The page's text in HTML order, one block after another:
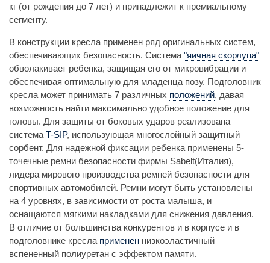
кг (от рождения до 7 лет) и принадлежит к премиальному
сегменту.
В конструкции кресла применен ряд оригинальных систем,
обеспечивающих безопасность. Система "яичная скорлупа"
обволакивает ребенка, защищая его от микровибрации и
обеспечивая оптимальную для младенца позу. Подголовник
кресла может принимать 7 различных положений, давая
возможность найти максимально удобное положение для
головы. Для защиты от боковых ударов реализована
система T-SIP, использующая многослойный защитный
сорбент. Для надежной фиксации ребенка применены 5-
точечные ремни безопасности фирмы Sabelt(Италия),
лидера мирового производства ремней безопасности для
спортивных автомобилей. Ремни могут быть установлены
на 4 уровнях, в зависимости от роста малыша, и
оснащаются мягкими накладками для снижения давления.
В отличие от большинства конкурентов и в корпусе и в
подголовнике кресла применен низкоэластичный
вспененный полиуретан с эффектом памяти.